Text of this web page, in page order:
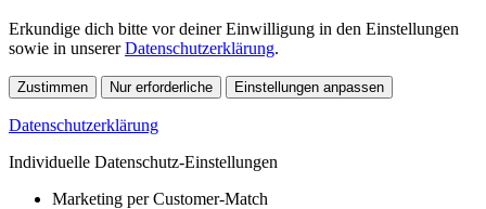
Erkundige dich bitte vor deiner Einwilligung in den Einstellungen
sowie in unsererDatenschutzerklärung.
Zustimmen Nur erforderliche Einstellungen anpassen
Datenschutzerklärung
Individuelle Datenschutz-Einstellungen
Marketing per Customer-Match